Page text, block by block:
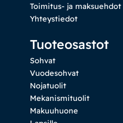
Toimitus- ja maksuehdot
Yhteystiedot
Tuoteosastot
Sohvat
Vuodesohvat
Nojatuolit
Mekanismituolit
Makuuhuone